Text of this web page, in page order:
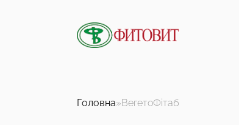
Головна»ВегетоФітаб